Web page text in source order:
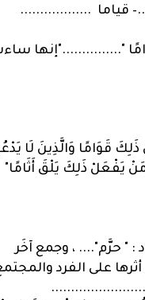
قياما ..................
"..............."إنها
قَوَامًا وَالَّذِينَ لَا
يَفْعَلْ ذَلِكَ يَلْقَ أَثَامًا"
" حرَّم".... ، وجمع آخَر
على الفرد